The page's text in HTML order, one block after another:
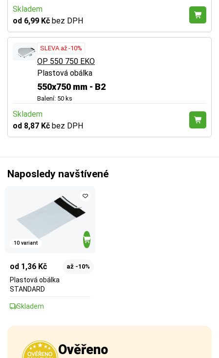
Skladem
od 6,99 Kč bez DPH
SLEVA až -10%
OP 550 750 EKO
Plastová obálka
550x750 mm - B2
Balení: 50 ks
Skladem
od 8,87 Kč bez DPH
Naposledy navštívené
10 variant
od 1,36 Kč až -10%
Plastová obálka
STANDARD
Skladem
Ověřeno